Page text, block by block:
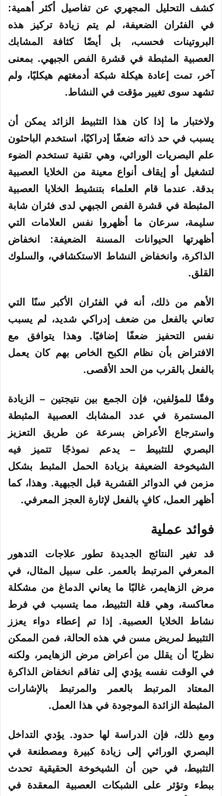
كشف التحليل المجهري عن تفاصيل أكثر أهمية:
في الفئران الضعيفة، لم يتم زيادة تركيز هذه
البروتينات فحسب، بل أيضًا كثافة المشابك
العصبية المثبطة في قشرة الفص الجبهي. بمعنى
آخر، تمت إعادة هيكلة شبكة أدمغتهم هيكليًا، ولم
تشهد سوى تغيير مؤقت في النشاط.
ولاختبار ما إذا كان هذا التثبيط الزائد يمكن أن
يسبب في حد ذاته ضعفًا إدراكيًا، استخدم الباحثون
علم البصريات الوراثي، وهي تقنية تستخدم الضوء
لتشغيل أو إيقاف أنواع معينة من الخلايا العصبية
بدقة. عندما قام العلماء بتنشيط الخلايا العصبية
المثبطة في قشرة الفص الجبهي لدى فئران شابة
سليمة، سرعان ما أظهروا نفس العلامات التي
أظهرتها الحيوانات المسنة الضعيفة: انخفاض
الذاكرة، وانخفاض النشاط الاستكشافي، والسلوك
القلق.
الأهم من ذلك، أنه في الفئران الأكبر سنًا التي
تعاني بالفعل من ضعف إدراكي شديد، لم يسبب
نفس التحفيز ضعفًا إضافيًا. وهذا يتوافق مع
الافتراض بأن نظام الكبح الخاص بهم كان يعمل
بالفعل بالقرب من الحد الأقصى.
وفقًا للمؤلفين، فإن الجمع بين نتيجتين – الزيادة
المستمرة في عدد المشابك العصبية المثبطة
واسترجاع الأعراض بسرعة عن طريق التعزيز
البصري للتثبيط – يدعم نموذجًا تتميز فيه
الشيخوخة الضعيفة بزيادة الحمل المثبط بشكل
مزمن في الدوائر القشرية قبل الجبهية. وهذا، كما
أظهر العمل، كافٍ بالفعل لإثارة العجز المعرفي.
فوائد عملية
قد تغير النتائج الجديدة تطور علاجات التدهور
المعرفي المرتبط بالعمر. على سبيل المثال، في
مرض الزهايمر، غالبًا ما يعاني الدماغ من مشكلة
معاكسة، وهي قلة التثبيط، مما يتسبب في فرط
نشاط الخلايا العصبية. إذا تم إعطاء دواء يعزز
التثبيط لمريض مسن في هذه الحالة، فمن الممكن
نظريًا أن يقلل من أعراض مرض الزهايمر، ولكنه
في الوقت نفسه يؤدي إلى تفاقم انخفاض الذاكرة
المعتاد المرتبط بالعمر والمرتبط بالإشارات
المثبطة الزائدة الموجودة في هذا العمل.
ومع ذلك، فإن الدراسة لها حدود. يؤدي التداخل
البصري الوراثي إلى زيادة كبيرة ومصطنعة في
التثبيط، في حين أن الشيخوخة الحقيقية تحدث
ببطء وتؤثر على الشبكات العصبية المعقدة في